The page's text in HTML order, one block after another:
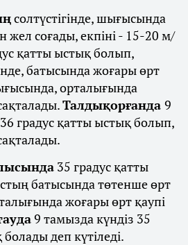
солтүстігінде, шығысында
жел соғады, екпіні - 15-20 м/
қатты ыстық болып,
батысында жоғары өрт
орталығында
Талдықорғанда 9
градус қатты ыстық болып,
35 градус қатты
батысында төтенше өрт
жоғары өрт қаупі
9 тамызда күндіз 35
деп күтіледі.